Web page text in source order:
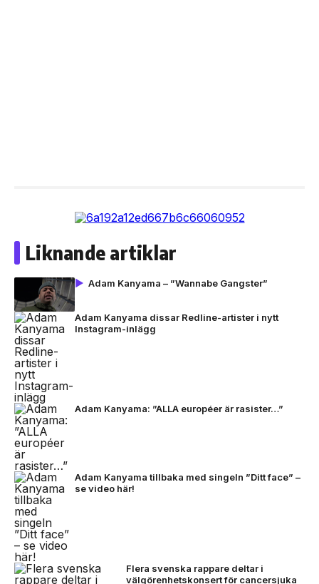
Liknande artiklar
Adam Kanyama – ”Wannabe Gangster”
Adam Kanyama dissar Redline-artister i nytt
Instagram-inlägg
Adam Kanyama: ”ALLA européer är rasister…”
Adam Kanyama tillbaka med singeln ”Ditt face” –
se video här!
Flera svenska rappare deltar i
välgörenhetskonsert för cancersjuka